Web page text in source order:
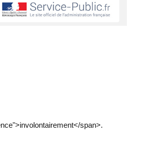
span>.